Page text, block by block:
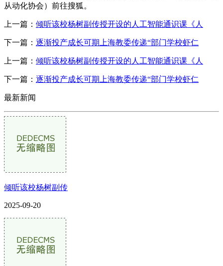
从动化协会）前往搜狐。
上一篇： 倾听该校杨树副传授开设的人工智能通识课《人
下一篇： 逐渐投产成长可期上海教委传递“部门学校虾仁
上一篇： 倾听该校杨树副传授开设的人工智能通识课《人
下一篇： 逐渐投产成长可期上海教委传递“部门学校虾仁
最新新闻
倾听该校杨树副传
2025-09-20